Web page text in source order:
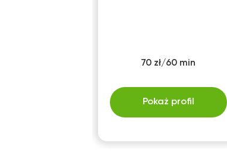
70 zł/60 min
Pokaż profil